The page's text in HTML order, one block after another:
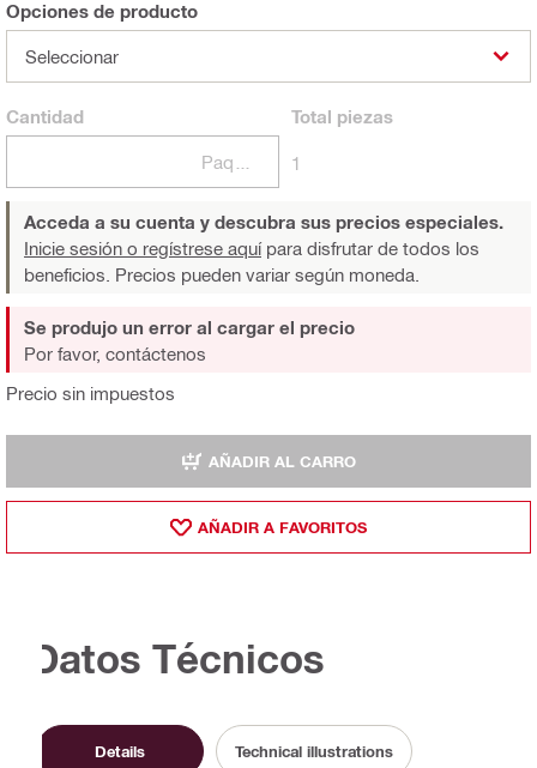
Opciones de producto
Seleccionar
Cantidad Total piezas
1
Acceda a su cuenta y descubra sus precios especiales.
Inicie sesión o regístrese aquípara disfrutar de todos los
beneficios. Precios pueden variar según moneda.
Precio sin impuestos
Se produjo un error al cargar el precio
Por favor, contáctenos
AÑADIR AL CARRO
AÑADIR A FAVORITOS
Datos Técnicos
Details Technical illustrations